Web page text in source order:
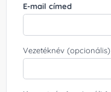
E-mail címed
Vezetéknév (opcionális)